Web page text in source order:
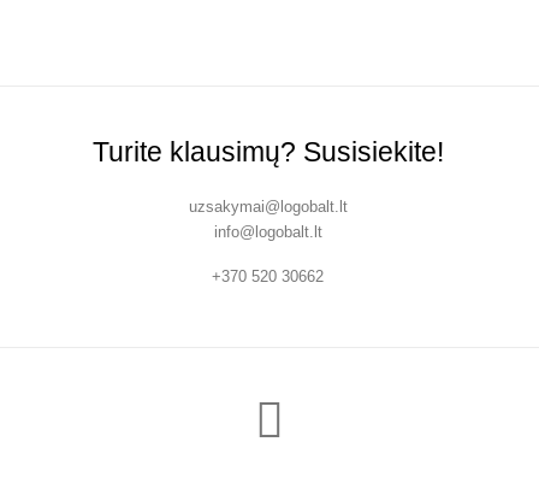
Turite klausimų? Susisiekite!
uzsakymai@logobalt.lt
info@logobalt.lt
+370 520 30662